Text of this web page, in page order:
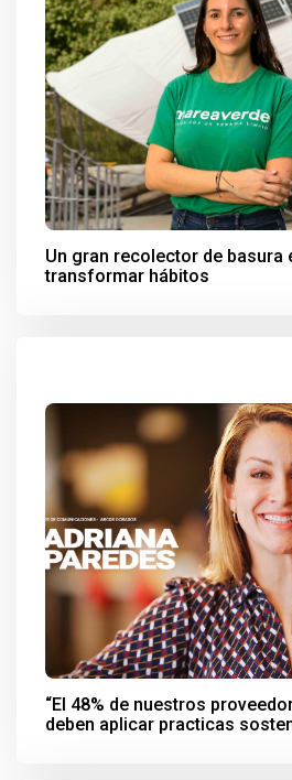
Un gran recolector de basura
transformar hábitos
“El 48% de nuestros
deben aplicar practicas